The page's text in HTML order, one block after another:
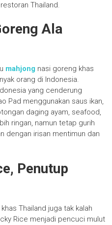
Thailand.
Ala
mahjong nasi goreng khas
orang di Indonesia.
yang cenderung
Pad menggunakan saus ikan,
daging ayam, seafood,
ringan, namun tetap gurih
dengan irisan mentimun dan
Penutup
Thailand juga tak kalah
Rice menjadi pencuci mulut